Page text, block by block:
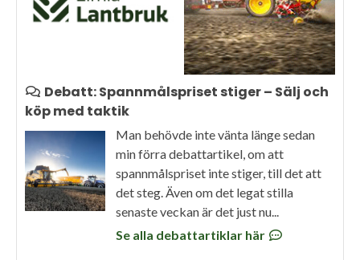
Debatt: Spannmålspriset stiger – Sälj och
köp med taktik
Man behövde inte vänta länge sedan
min förra debattartikel, om att
spannmålspriset inte stiger, till det att
det steg. Även om det legat stilla
senaste veckan är det just nu...
Se alla debattartiklar här